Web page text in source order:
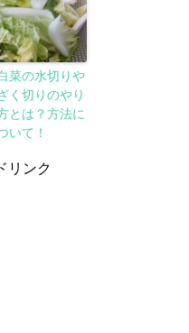
菜の水切りや
く切りのやり
とは？方法に
いて！
リンク